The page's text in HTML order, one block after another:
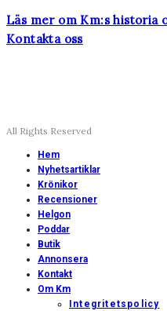
Läs mer om Km:s historia
Kontakta oss
All Rights Reserved
Hem
Nyhetsartiklar
Krönikor
Recensioner
Helgon
Poddar
Butik
Annonsera
Kontakt
Om Km
Integritetspolicy